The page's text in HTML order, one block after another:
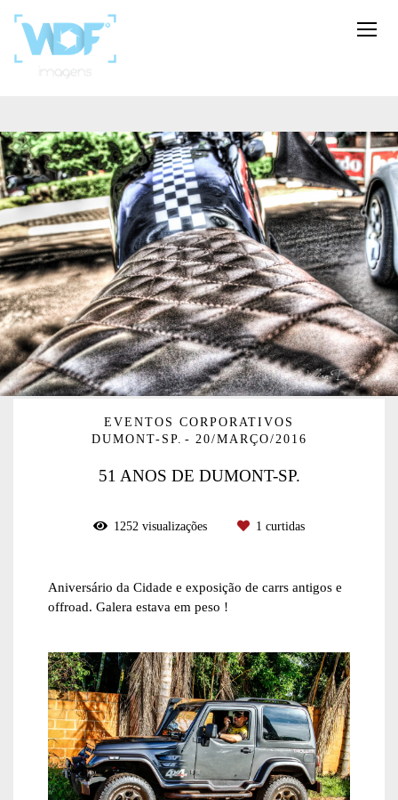
EVENTOS CORPORATIVOS
DUMONT-SP.
20/MARÇO/2016
51 ANOS DE DUMONT-SP.
1252 visualizações 1 curtidas
Aniversário da Cidade e exposição de carrs antigos e
offroad. Galera estava em peso !